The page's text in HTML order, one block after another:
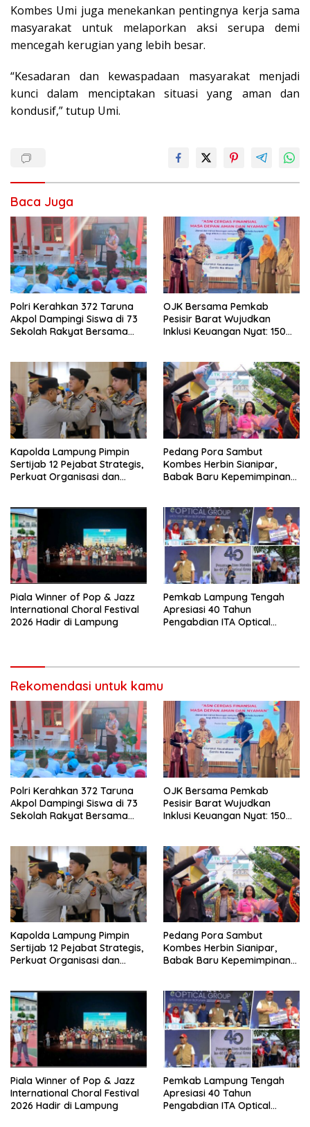
Kombes Umi juga menekankan pentingnya kerja sama
masyarakat untuk melaporkan aksi serupa demi
mencegah kerugian yang lebih besar.
“Kesadaran dan kewaspadaan masyarakat menjadi
kunci dalam menciptakan situasi yang aman dan
kondusif,” tutup Umi.
Baca Juga
Polri Kerahkan 372 Taruna
Akpol Dampingi Siswa di 73
Sekolah Rakyat Bersama
OJK Bersama Pemkab
Pesisir Barat Wujudkan
Inklusi Keuangan Nyat: 150
Kapolda Lampung Pimpin
Sertijab 12 Pejabat Strategis,
Perkuat Organisasi dan
Pedang Pora Sambut
Kombes Herbin Sianipar,
Babak Baru Kepemimpinan
Piala Winner of Pop & Jazz
International Choral Festival
2026 Hadir di Lampung
Pemkab Lampung Tengah
Apresiasi 40 Tahun
Pengabdian ITA Optical
Rekomendasi untuk kamu
Polri Kerahkan 372 Taruna
Akpol Dampingi Siswa di 73
Sekolah Rakyat Bersama
OJK Bersama Pemkab
Pesisir Barat Wujudkan
Inklusi Keuangan Nyat: 150
Kapolda Lampung Pimpin
Sertijab 12 Pejabat Strategis,
Perkuat Organisasi dan
Pedang Pora Sambut
Kombes Herbin Sianipar,
Babak Baru Kepemimpinan
Piala Winner of Pop & Jazz
International Choral Festival
2026 Hadir di Lampung
Pemkab Lampung Tengah
Apresiasi 40 Tahun
Pengabdian ITA Optical